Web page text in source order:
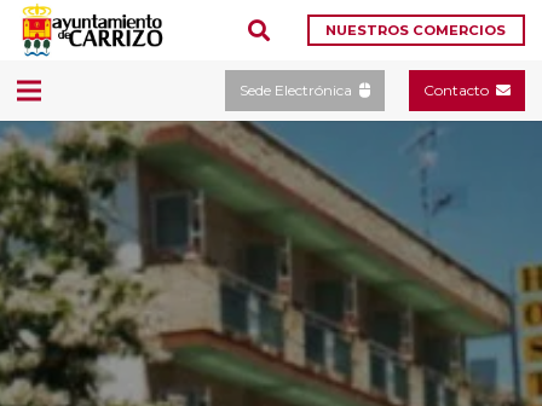
NUESTROS COMERCIOS
Sede Electrónica Contacto